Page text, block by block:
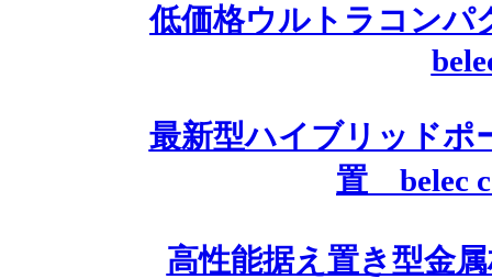
低価格ウルトラコン
最新型ハイブリッドポ
置 belec
高性能据え置き型金